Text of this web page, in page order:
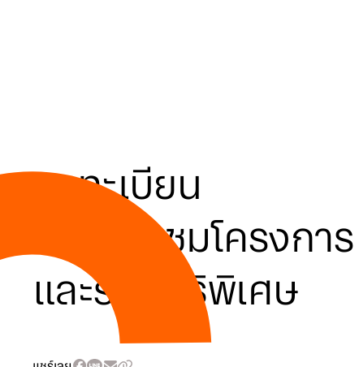
ลงทะเบียน
นัดเยี่ยมชมโครงการ
และรับสิทธิพิเศษ